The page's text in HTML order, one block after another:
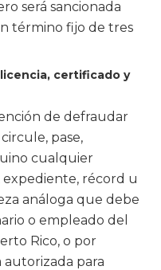
será sancionada
término fijo de tres
certificado y
de defraudar
pase,
cualquier
expediente, récord u
análoga que debe
o empleado del
Rico, o por
para